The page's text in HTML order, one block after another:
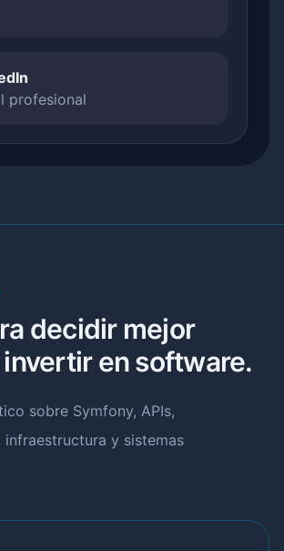
profesional
decidir mejor
en software.
sobre Symfony, APIs,
infraestructura y sistemas